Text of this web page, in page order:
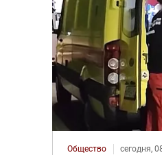
Общество сегодня,